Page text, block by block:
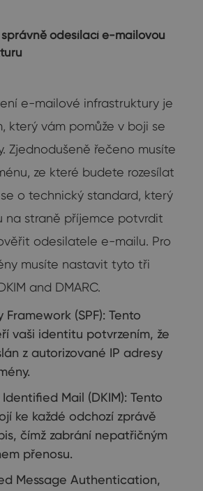
odesílací e-mailovou
e-mailové infrastruktury je
který vám pomůže v boji se
Zjednodušeně řečeno musíte
ze které budete rozesílat
o technický standard, který
na straně příjemce potvrdit
odesilatele e-mailu. Pro
musíte nastavit tyto tři
and DMARC.
Framework (SPF): Tento
vaši identitu potvrzením, že
z autorizované IP adresy
Mail (DKIM): Tento
ke každé odchozí zprávě
čímž zabrání nepatřičným
přenosu.
Message Authentication,